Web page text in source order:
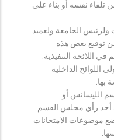
نفسه أو بناء على
ولرئيس الجامعة ولعميد
توقيع بعض هذه
اللائحة التنفيذية.
اللوائح الداخلية
بها.
الليسانس أو
أخذ رأي مجلس القسم
موضوعات الامتحانات